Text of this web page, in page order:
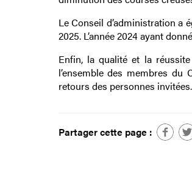
Le Conseil d’administration a
2025. L’année 2024 ayant
Enfin, la qualité et la
l’ensemble des membres du
retours des personnes invitées.
Partager cette page :